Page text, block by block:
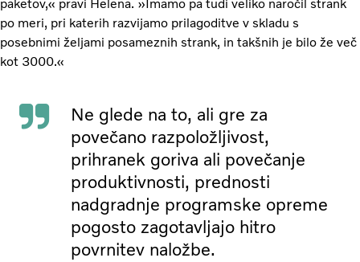
paketov,« pravi Helena. »Imamo pa tudi veliko naročil strank
po meri, pri katerih razvijamo prilagoditve v skladu s
posebnimi željami posameznih strank, in takšnih je bilo že več
kot 3000.«
Ne glede na to, ali gre za
povečano razpoložljivost,
prihranek goriva ali povečanje
produktivnosti, prednosti
nadgradnje programske opreme
pogosto zagotavljajo hitro
povrnitev naložbe.